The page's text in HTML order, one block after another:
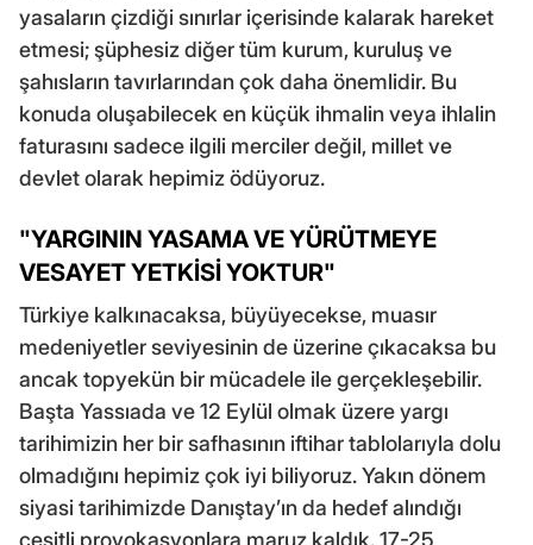
yasaların çizdiği sınırlar içerisinde kalarak hareket
etmesi; şüphesiz diğer tüm kurum, kuruluş ve
şahısların tavırlarından çok daha önemlidir. Bu
konuda oluşabilecek en küçük ihmalin veya ihlalin
faturasını sadece ilgili merciler değil, millet ve
devlet olarak hepimiz ödüyoruz.
"YARGININ YASAMA VE YÜRÜTMEYE
VESAYET YETKİSİ YOKTUR"
Türkiye kalkınacaksa, büyüyecekse, muasır
medeniyetler seviyesinin de üzerine çıkacaksa bu
ancak topyekün bir mücadele ile gerçekleşebilir.
Başta Yassıada ve 12 Eylül olmak üzere yargı
tarihimizin her bir safhasının iftihar tablolarıyla dolu
olmadığını hepimiz çok iyi biliyoruz. Yakın dönem
siyasi tarihimizde Danıştay’ın da hedef alındığı